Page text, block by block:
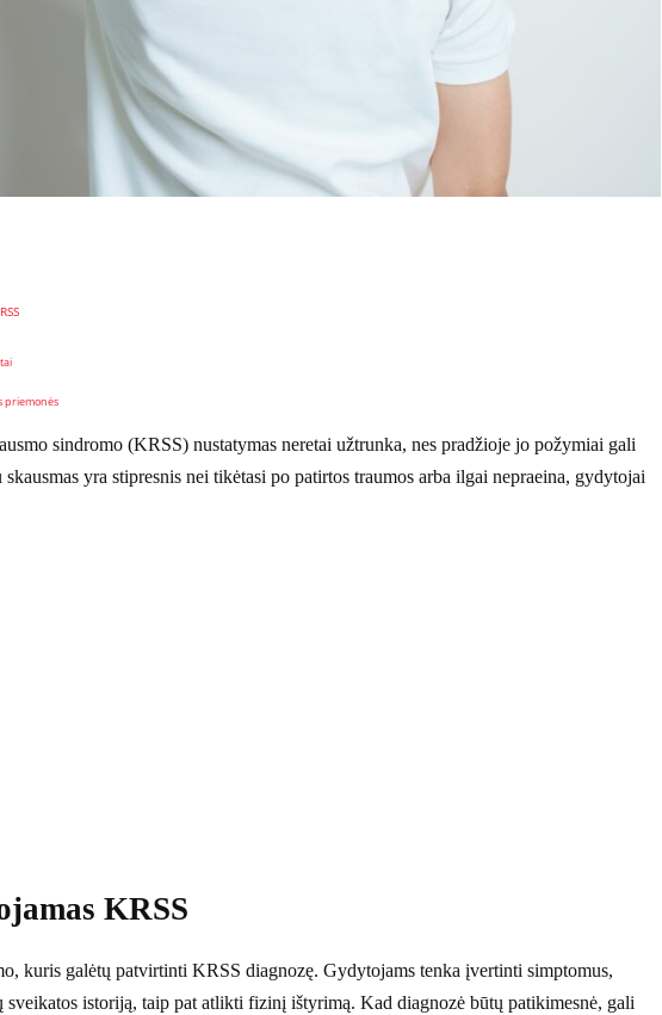
priemonės
sindromo (KRSS) nustatymas neretai užtrunka, nes pradžioje jo požymiai gali
yra stipresnis nei tikėtasi po patirtos traumos arba ilgai nepraeina, gydytojai
KRSS
kuris galėtų patvirtinti KRSS diagnozę. Gydytojams tenka įvertinti simptomus,
sveikatos istoriją, taip pat atlikti fizinį ištyrimą. Kad diagnozė būtų patikimesnė, gali